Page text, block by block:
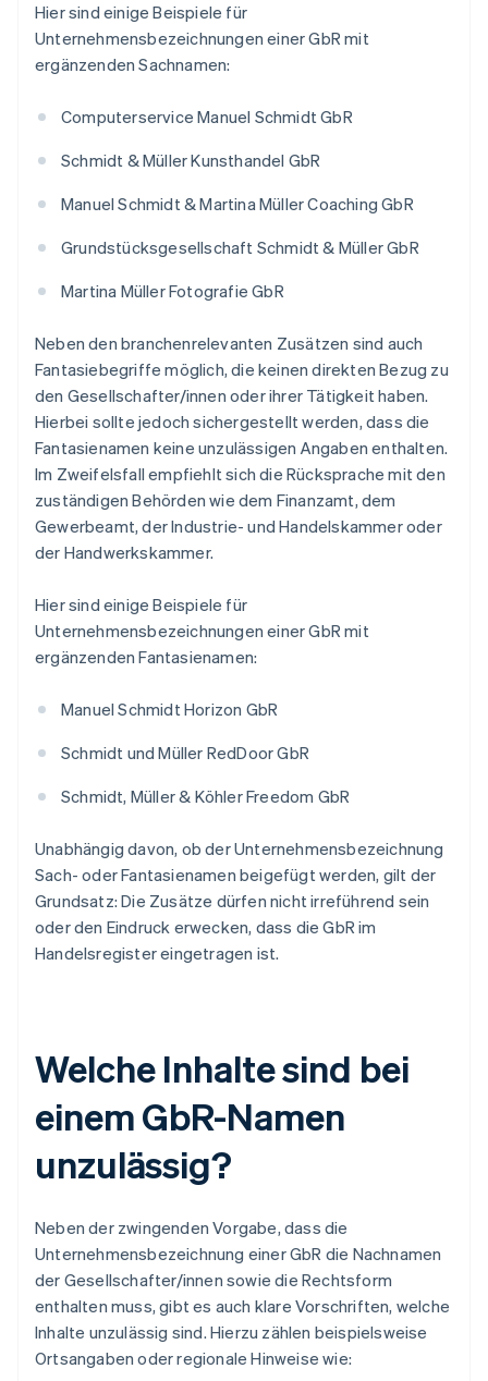
Hier sind einige Beispiele für
Unternehmensbezeichnungen einer GbR mit
ergänzenden Sachnamen:
Computerservice Manuel Schmidt GbR
Schmidt & Müller Kunsthandel GbR
Manuel Schmidt & Martina Müller Coaching GbR
Grundstücksgesellschaft Schmidt & Müller GbR
Martina Müller Fotografie GbR
Neben den branchenrelevanten Zusätzen sind auch
Fantasiebegriffe möglich, die keinen direkten Bezug zu
den Gesellschafter/innen oder ihrer Tätigkeit haben.
Hierbei sollte jedoch sichergestellt werden, dass die
Fantasienamen keine unzulässigen Angaben enthalten.
Im Zweifelsfall empfiehlt sich die Rücksprache mit den
zuständigen Behörden wie dem Finanzamt, dem
Gewerbeamt, der Industrie- und Handelskammer oder
der Handwerkskammer.
Hier sind einige Beispiele für
Unternehmensbezeichnungen einer GbR mit
ergänzenden Fantasienamen:
Manuel Schmidt Horizon GbR
Schmidt und Müller RedDoor GbR
Schmidt, Müller & Köhler Freedom GbR
Unabhängig davon, ob der Unternehmensbezeichnung
Sach- oder Fantasienamen beigefügt werden, gilt der
Grundsatz: Die Zusätze dürfen nicht irreführend sein
oder den Eindruck erwecken, dass die GbR im
Handelsregister eingetragen ist.
Welche Inhalte sind bei
einem GbR-Namen
unzulässig?
Neben der zwingenden Vorgabe, dass die
Unternehmensbezeichnung einer GbR die Nachnamen
der Gesellschafter/innen sowie die Rechtsform
enthalten muss, gibt es auch klare Vorschriften, welche
Inhalte unzulässig sind. Hierzu zählen beispielsweise
Ortsangaben oder regionale Hinweise wie: